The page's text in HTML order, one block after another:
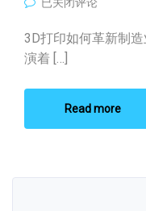
3D打印如何革新制
演着 […]
Read more